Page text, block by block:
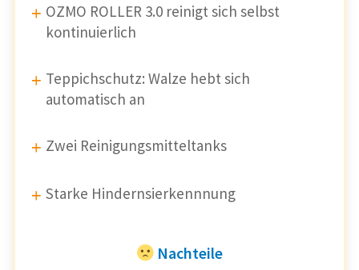
OZMO ROLLER 3.0 reinigt sich selbst
kontinuierlich
Teppichschutz: Walze hebt sich
automatisch an
Zwei Reinigungsmitteltanks
Starke Hindernsierkennnung
Nachteile